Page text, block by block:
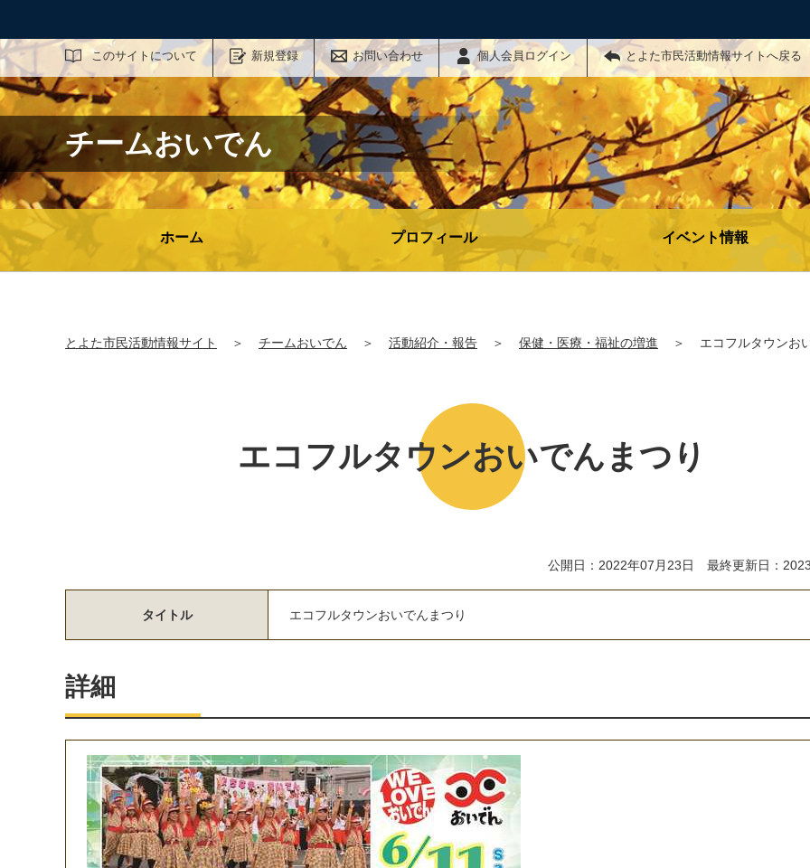
このサイトについて 新規登録 お問い合わせ 個人会員ログイン とよた市民活動情報サイトへ戻る
サイト内検索
チームおいでん
ホーム プロフィール イベント情報
とよた市民活動情報サイト ＞ チームおいでん ＞ 活動紹介・報告 ＞ 保健・医療・福祉の増進 ＞ エコフルタウンお
エコフルタウンおいでんまつり
公開日：2022年07月23日 最終更新日：
タイトル エコフルタウ ンおいでん まつ り
詳細